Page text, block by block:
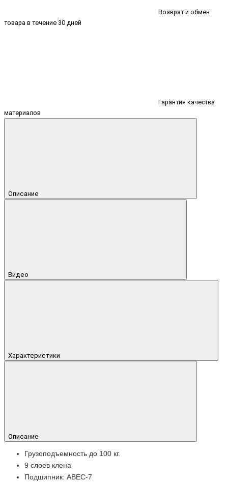
Возврат и обмен
товара в течение 30 дней
Гарантия качества
материалов
Описание
Видео
Характеристики
Описание
Грузоподъемность до 100 кг.
9 слоев клена
Подшипник: ABEC-7